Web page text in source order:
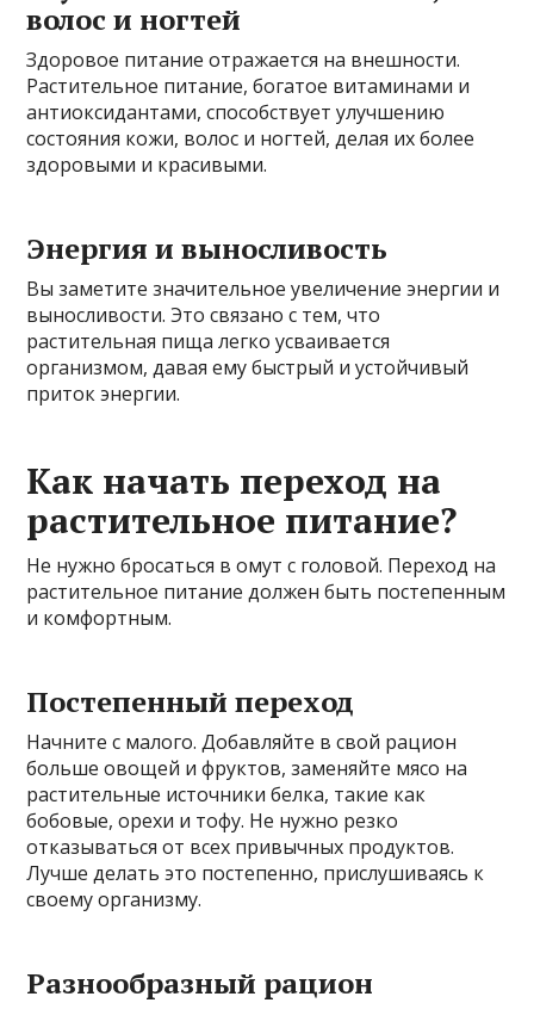
волос и ногтей
Здоровое питание отражается на внешности.
Растительное питание, богатое витаминами и
антиоксидантами, способствует улучшению
состояния кожи, волос и ногтей, делая их более
здоровыми и красивыми.
Энергия и выносливость
Вы заметите значительное увеличение энергии и
выносливости. Это связано с тем, что
растительная пища легко усваивается
организмом, давая ему быстрый и устойчивый
приток энергии.
Как начать переход на
растительное питание?
Не нужно бросаться в омут с головой. Переход на
растительное питание должен быть постепенным
и комфортным.
Постепенный переход
Начните с малого. Добавляйте в свой рацион
больше овощей и фруктов, заменяйте мясо на
растительные источники белка, такие как
бобовые, орехи и тофу. Не нужно резко
отказываться от всех привычных продуктов.
Лучше делать это постепенно, прислушиваясь к
своему организму.
Разнообразный рацион